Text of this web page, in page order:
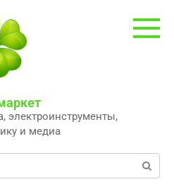
электроинструменты,
и медиа